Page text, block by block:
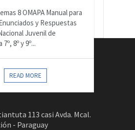
8 OMAPA Manual para
y Respuestas
Juvenil de
8º y 9º...
READ MORE
113 casi Avda. Mcal.
- Paraguay